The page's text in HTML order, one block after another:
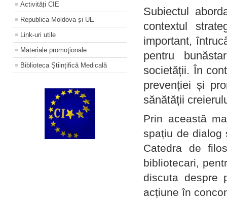
Activități CIE
Republica Moldova și UE
Link-uri utile
Materiale promoţionale
Biblioteca Științifică Medicală
Subiectul
contextul
important,
pentru
societății. În
prevenției și
sănătății
Prin această
spațiu de dialog
Catedra de
bibliotecari,
discuta despre
acțiune în